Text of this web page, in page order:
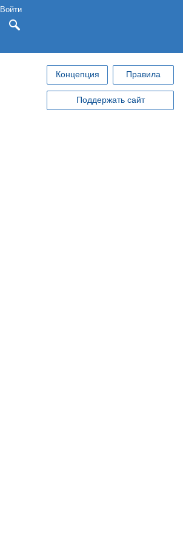
Войти
Концепция Правила
Поддержать сайт